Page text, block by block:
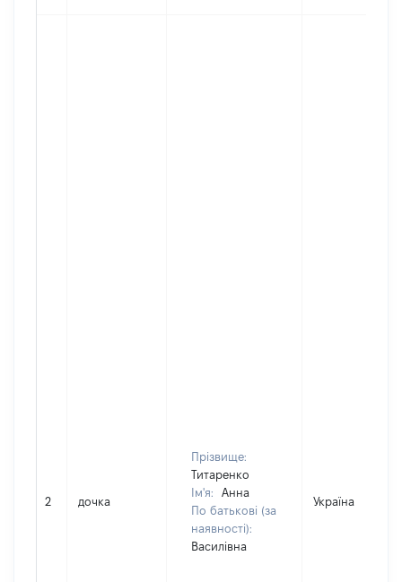
2 дочка
Прізвище:
Титаренко
Ім'я:
Анна
По батькові (за
наявності):
Василівна
Україна